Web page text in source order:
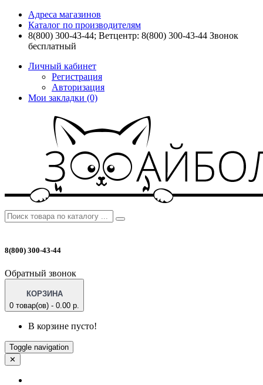
Адреса магазинов
Каталог по производителям
8(800) 300-43-44; Ветцентр: 8(800) 300-43-44 Звонок
бесплатный
Личный кабинет
Регистрация
Авторизация
Мои закладки (0)
8(800) 300-43-44
Обратный звонок
КОРЗИНА
0 товар(ов) - 0.00 р.
В корзине пусто!
Toggle navigation
✕